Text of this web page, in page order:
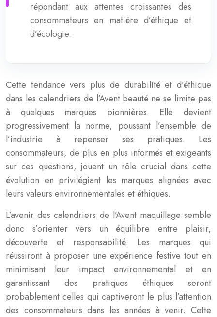
répondant aux attentes croissantes des
consommateurs en matière d’éthique et
d’écologie.
Cette tendance vers plus de durabilité et d’éthique
dans les calendriers de l’Avent beauté ne se limite pas
à quelques marques pionnières. Elle devient
progressivement la norme, poussant l’ensemble de
l’industrie à repenser ses pratiques. Les
consommateurs, de plus en plus informés et exigeants
sur ces questions, jouent un rôle crucial dans cette
évolution en privilégiant les marques alignées avec
leurs valeurs environnementales et éthiques.
L’avenir des calendriers de l’Avent maquillage semble
donc s’orienter vers un équilibre entre plaisir,
découverte et responsabilité. Les marques qui
réussiront à proposer une expérience festive tout en
minimisant leur impact environnemental et en
garantissant des pratiques éthiques seront
probablement celles qui captiveront le plus l’attention
des consommateurs dans les années à venir. Cette